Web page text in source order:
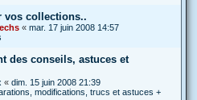
vos collections..
« mar. 17 juin 2008 14:57
des conseils, astuces et
« dim. 15 juin 2008 21:39
modifications, trucs et astuces +